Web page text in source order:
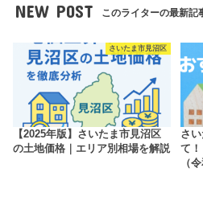
NEW POST このライターの最新記
さいたま市見沼区
【2025年版】さいたま市見沼区
の土地価格｜エリア別相場を解説
さ
て
（